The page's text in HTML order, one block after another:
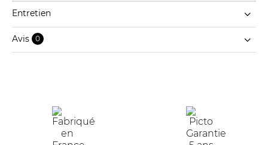
Entretien
Avis 0